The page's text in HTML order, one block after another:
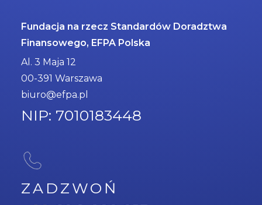
Fundacja na rzecz Standardów Doradztwa
Finansowego, EFPA Polska
Al. 3 Maja 12
00-391 Warszawa
biuro@efpa.pl
NIP: 7010183448
ZADZWOŃ